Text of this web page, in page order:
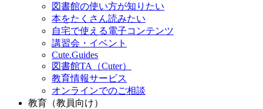
図書館の使い方が知りたい
本をたくさん読みたい
自宅で使える電子コンテンツ
講習会・イベント
Cute.Guides
図書館TA（Cuter）
教育情報サービス
オンラインでのご相談
教育（教員向け）